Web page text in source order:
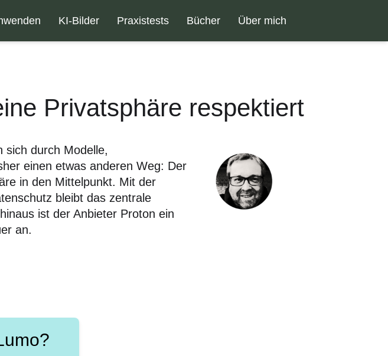
KI-Bilder Praxistests Bücher Über mich
Privatsphäre respektiert
sich durch Modelle,
einen etwas anderen Weg: Der
in den Mittelpunkt. Mit der
bleibt das zentrale
ist der Anbieter Proton ein
an.